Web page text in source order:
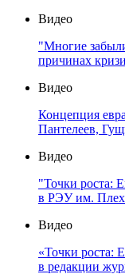
Видео
"Многие
причинах
Видео
Концепция
Пантелеев,
Видео
"Точки роста:
в РЭУ им.
Видео
«Точки роста:
в редакции